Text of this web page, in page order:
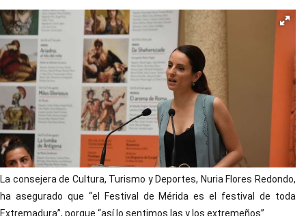
La consejera de Cultura, Turismo y Deportes, Nuria Flores Redondo,
ha asegurado que “el Festival de Mérida es el festival de toda
Extremadura”, porque “así lo sentimos las y los extremeños”.